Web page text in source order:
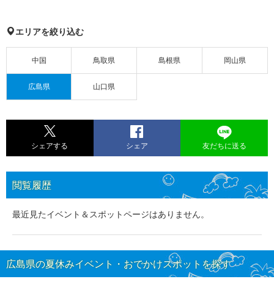
エリアを絞り込む
中国 鳥取県 島根県 岡山県
広島県 山口県
シェアする シェア 友だちに送る
閲覧履歴
最近見たイベント＆スポットページはありません。
広島県の夏休みイベント・おでかけスポットを探す